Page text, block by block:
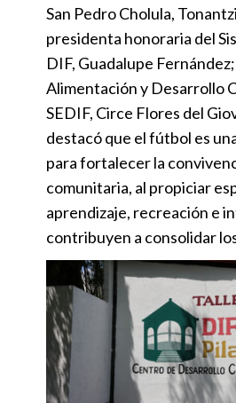
San Pedro Cholula,
presidenta honoraria del
DIF, Guadalupe
Alimentación y Desarrollo
SEDIF, Circe Flores del
destacó que el fútbol es
para fortalecer la
comunitaria, al propiciar
aprendizaje, recreación e
contribuyen a consolidar